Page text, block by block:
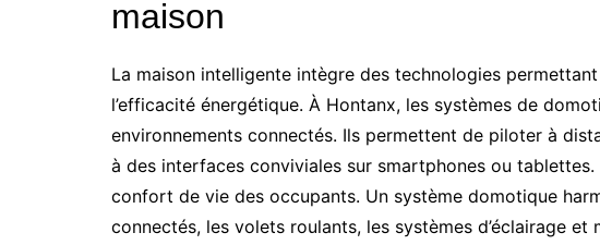
maison
La maison intelligente intègre des technologies
l’efficacité énergétique. À Hontanx, les systèmes de
environnements connectés. Ils permettent de piloter à
à des interfaces conviviales sur smartphones ou
confort de vie des occupants. Un système domotique
connectés, les volets roulants, les systèmes d’éclairage